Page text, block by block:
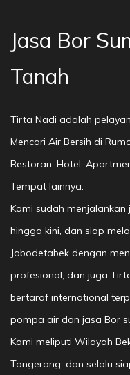
Jasa Bor
Tanah
Tirta Nadi adalah
Mencari Air Bersih di
Restoran, Hotel,
Tempat lainnya.
Kami sudah
hingga kini, dan siap
Jabodetabek dengan
profesional, dan juga
bertaraf international
pompa air dan jasa Bor
Kami meliputi Wilayah
Tangerang, dan selalu